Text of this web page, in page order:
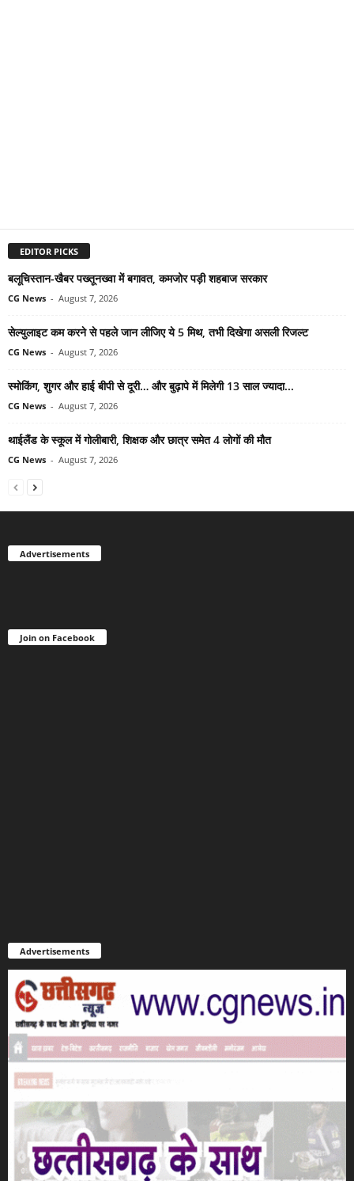
EDITOR PICKS
बलूचिस्तान-खैबर पख्तूनख्वा में बगावत, कमजोर पड़ी शहबाज सरकार
CG News - August 7, 2026
सेल्युलाइट कम करने से पहले जान लीजिए ये 5 मिथ, तभी दिखेगा असली रिजल्ट
CG News - August 7, 2026
स्मोकिंग, शुगर और हाई बीपी से दूरी… और बुढ़ापे में मिलेगी 13 साल ज्यादा...
CG News - August 7, 2026
थाईलैंड के स्कूल में गोलीबारी, शिक्षक और छात्र समेत 4 लोगों की मौत
CG News - August 7, 2026
Advertisements
Join on Facebook
Advertisements